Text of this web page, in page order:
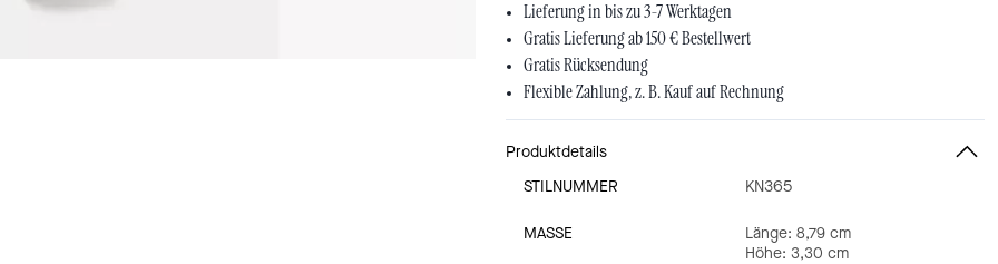
Lieferung in bis zu 3-7 Werktagen
Gratis Lieferung ab 150 € Bestellwert
Gratis Rücksendung
Flexible Zahlung, z. B. Kauf auf Rechnung
Produktdetails
STILNUMMER
KN365
MASSE
Länge: 8,79 cm
Höhe: 3,30 cm